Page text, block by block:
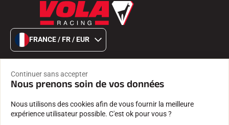
FRANCE / FR / EUR
Produits
FARTS
ACCESSOIRES
EQUIPEMENTS
TEXTILE
Continuer sans accepter
Nous prenons soin de vos données
Nous utilisons des cookies afin de vous fournir la meilleure
expérience utilisateur possible. C'est ok pour vous ?